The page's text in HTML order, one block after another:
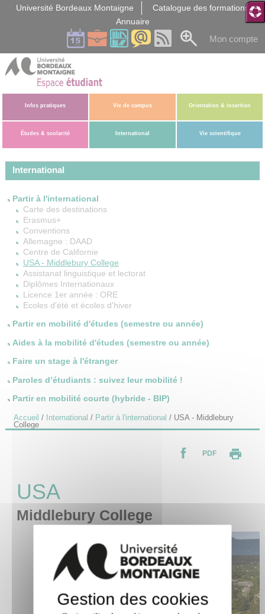
Université Bordeaux Montaigne
Catalogue des formations
Annuaire
Mon compte
Infos pratiques Vie de campus Orientation & insertion
Études & scolarité International Vie scientifique
International
Partir à l'international
Carte des destinations
Erasmus+
Conventions
Allemagne : DAAD
Centre de Californie
USA - Middlebury College
Assistanat linguistique et lectorat
Diplômes Internationaux
Licence 1er année : ORE
Ecoles d'été et écoles d'hiver
Partir en mobilité d'études (semestre ou année)
Aides à la mobilité d'études (semestre ou année)
Faire un stage à l'étranger
Paroles d’étudiants : suivez leur mobilité !
Partir en mobilité courte (hybride - BIP)
Accueil / International / Partir à l'international / USA - Middlebury
College
PDF
USA
Middlebury College
Gestion des cookies
Gestion des cookies